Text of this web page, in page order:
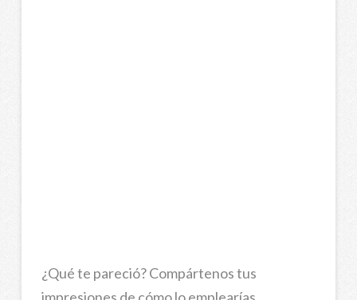
¿Qué te pareció? Compártenos tus